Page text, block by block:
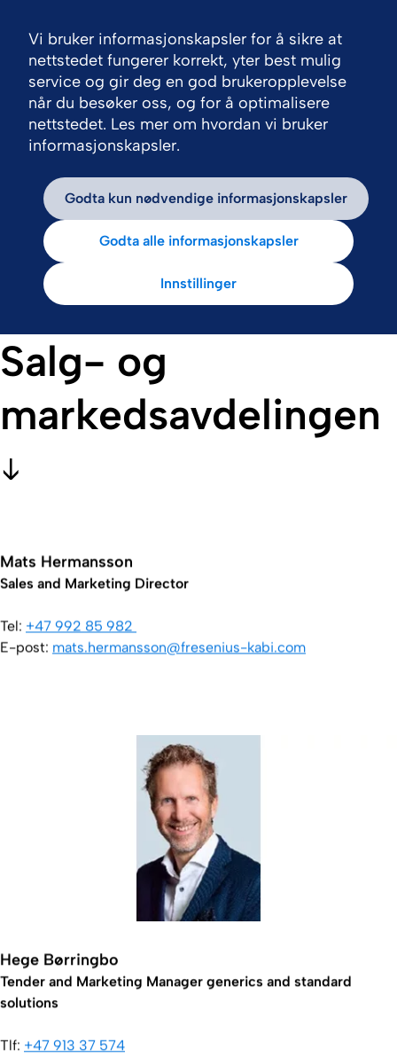
Salg- og
markedsavdelingen
Mats Hermansson
Sales and Marketing Director
Tel: +47 992 85 982
E-post: mats.hermansson@fresenius-kabi.com
Hege Børringbo
Tender and Marketing Manager generics and standard
solutions
Tlf: +47 913 37 574
Vi bruker informasjonskapsler for å sikre at
nettstedet fungerer korrekt, yter best mulig
service og gir deg en god brukeropplevelse
når du besøker oss, og for å optimalisere
nettstedet. Les mer om hvordan vi bruker
informasjonskapsler.
Godta kun nødvendige informasjonskapsler
Godta alle informasjonskapsler
Innstillinger